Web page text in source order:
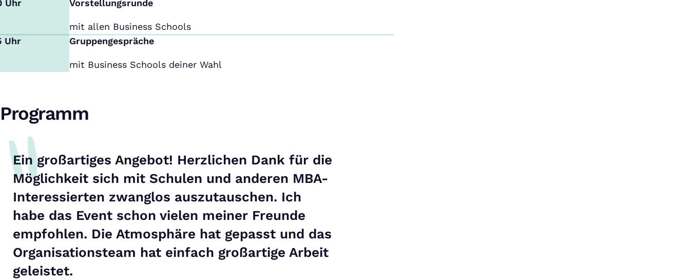
Uhr
Vorstellungsrunde
mit allen Business Schools
Uhr
Gruppengespräche
mit Business Schools deiner Wahl
Programm
Ein großartiges Angebot! Herzlichen Dank für die
Möglichkeit sich mit Schulen und anderen MBA-
Interessierten zwanglos auszutauschen. Ich
habe das Event schon vielen meiner Freunde
empfohlen. Die Atmosphäre hat gepasst und das
Organisationsteam hat einfach großartige Arbeit
geleistet.